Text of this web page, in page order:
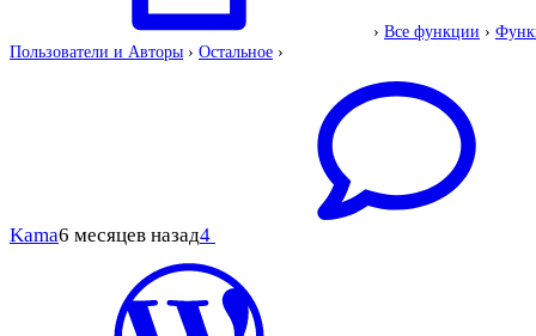
› Все функции ›
Пользователи и Авторы › Остальное ›
Kama6 месяцев назад4